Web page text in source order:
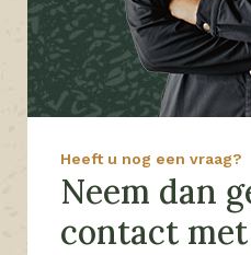
Heeft u nog een vraag?
Neem dan
contact